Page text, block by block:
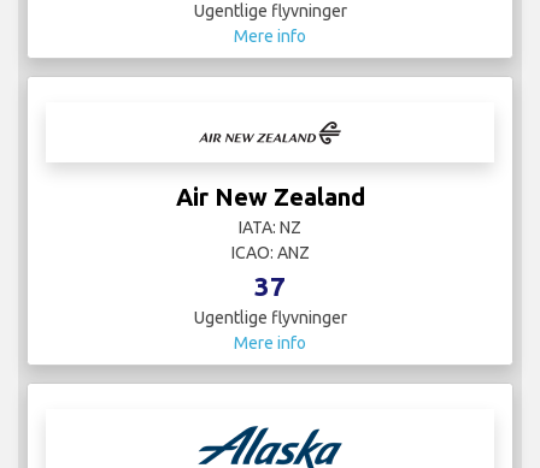
Ugentlige flyvninger
Mere info
Air New Zealand
IATA: NZ
ICAO: ANZ
37
Ugentlige flyvninger
Mere info